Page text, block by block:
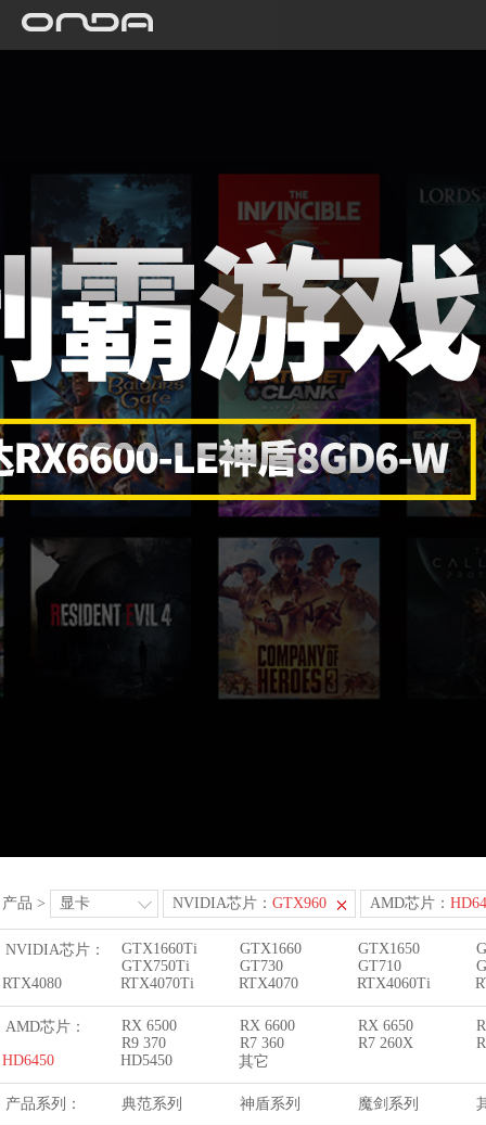
产品 > 显卡 NVIDIA芯片： GTX960 AMD芯片：
NVIDIA芯片： GTX1660Ti GTX1660 GTX1650
GTX750Ti
GT730 GT710
RTX4080
RTX4070Ti RTX4070 RTX4060Ti
AMD芯片： RX 6500 RX 6600 RX 6650
R9 370
R7 360 R7 260X
HD6450
HD5450 其它
产品系列： 典范系列 神盾系列 魔剑系列